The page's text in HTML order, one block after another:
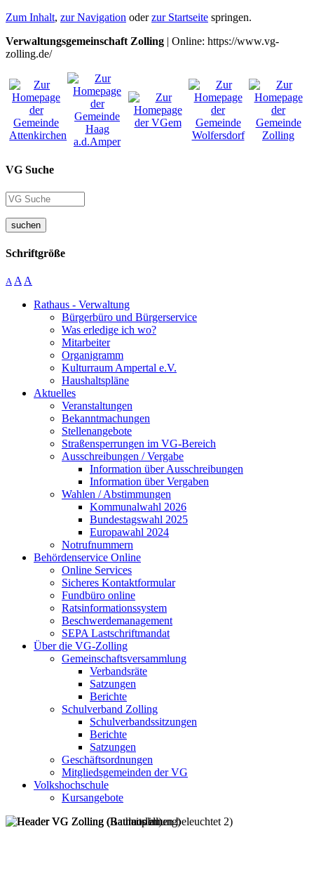
Zum Inhalt, zur Navigation oderzur Startseite springen.
Verwaltungsgemeinschaft Zolling | Online: https://www.vg-
zolling.de/
VG Suche
suchen
Schriftgröße
A A A
Rathaus - Verwaltung
Bürgerbüro und Bürgerservice
Was erledige ich wo?
Mitarbeiter
Organigramm
Kulturraum Ampertal e.V.
Haushaltspläne
Aktuelles
Veranstaltungen
Bekanntmachungen
Stellenangebote
Straßensperrungen im VG-Bereich
Ausschreibungen / Vergabe
Information über Ausschreibungen
Information über Vergaben
Wahlen / Abstimmungen
Kommunalwahl 2026
Bundestagswahl 2025
Europawahl 2024
Notrufnummern
Behördenservice Online
Online Services
Sicheres Kontaktformular
Fundbüro online
Ratsinformationssystem
Beschwerdemanagement
SEPA Lastschriftmandat
Über die VG-Zolling
Gemeinschaftsversammlung
Verbandsräte
Satzungen
Berichte
Schulverband Zolling
Schulverbandssitzungen
Berichte
Satzungen
Geschäftsordnungen
Mitgliedsgemeinden der VG
Volkshochschule
Kursangebote